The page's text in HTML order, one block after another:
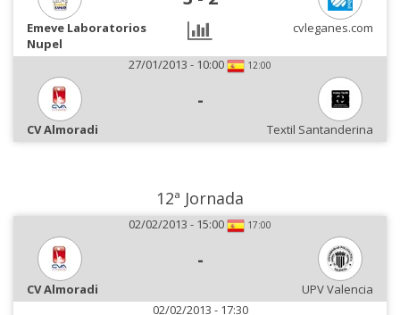
Emeve Laboratorios
Nupel
cvleganes.com
27/01/2013 - 10:00 12:00
-
CV Almoradi Textil Santanderina
12ª Jornada
02/02/2013 - 15:00 17:00
-
CV Almoradi
UPV Valencia
02/02/2013 - 17:30